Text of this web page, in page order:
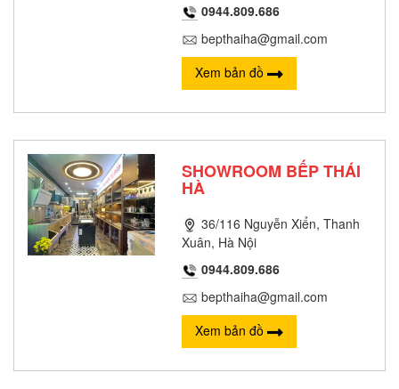
0944.809.686
bepthaiha@gmail.com
Xem bản đồ
SHOWROOM BẾP THÁI
HÀ
36/116 Nguyễn Xiển, Thanh
Xuân, Hà Nội
0944.809.686
bepthaiha@gmail.com
Xem bản đồ